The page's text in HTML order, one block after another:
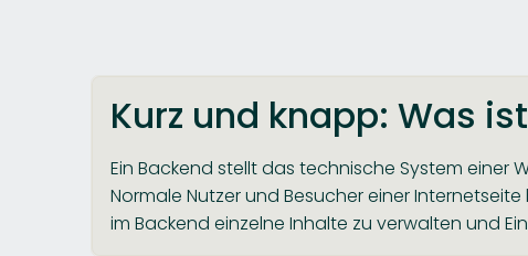
Kurz und knapp: Was
Ein Backend stellt das technische System einer
Normale Nutzer und Besucher einer
im Backend einzelne Inhalte zu verwalten und